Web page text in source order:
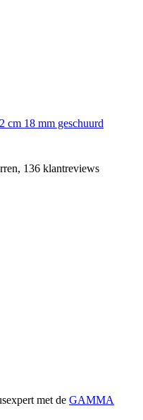
cm 18 mm geschuurd
136 klantreviews
met de GAMMA